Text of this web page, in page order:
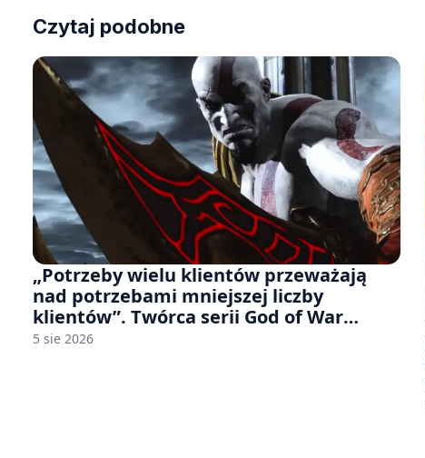
Czytaj podobne
„Potrzeby wielu klientów przeważają
nad potrzebami mniejszej liczby
klientów”. Twórca serii God of War
sugeruje, że rozumie, dlaczego Sony
5 sie 2026